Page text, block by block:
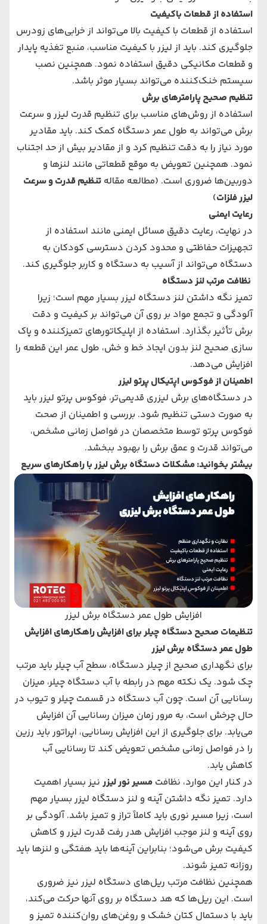
استفاده از قطعات باکیفیت
استفاده از قطعات با کیفیت بالا می‌تواند از خرابی‌های زودرس
جلوگیری کند. باید از لیزر با کیفیت مناسب، منبع تغذیه پایدار
و قطعات مکانیکی دقیق استفاده نمود. همچنین نصب
سیستم خنک‌کننده می‌تواند بسیار موثر باشد.
تنظیم صحیح پارامترهای برش
استفاده از روش‌های مناسب برای تنظیم قدرت لیزر و سرعت
برش می‌تواند به طول عمر دستگاه کمک کند. باید مقادیر
مورد نیاز را به دقت تنظیم کرد و از مقادیر بیش از حد اجتناب
نمود. همچنین تعویض به موقع قطعاتی مانند لنزها و
دوربین‌ها ضروری است. (مطالعه مقاله تنظیم قدرت و سرعت
لیزر فلزات)
رعایت ایمنی
در نهایت، رعایت دقیق مسائل ایمنی مانند استفاده از
تجهیزات حفاظتی و محدود کردن دسترسی کودکان به
دستگاه می‌تواند از آسیب به دستگاه و کاربر جلوگیری کند.
نظافت مرتب لنز دستگاه
تمیز نگه داشتن لنز دستگاه لیزر بسیار مهم است؛ زیرا
آلودگی و تجمع مواد بر روی آن می‌تواند بر کیفیت و دقت
برش تأثیر بگذارد. استفاده از اپلیکاتورهای تمیزکننده و پاک
سازی صحیح لنز بدون ایجاد خط و خش، طول عمر این قطعه را
افزایش می‌دهد.
اطمینان از فوکوس اپتیکال پرتو لیزر
در دستگاه‌های برش لیزری قدیمی‌تر، فوکوس پرتو لیزر باید
به صورت دستی تنظیم شود. بررسی و اطمینان از صحت
فوکوس پرتو توسط متخصصان در فواصل زمانی مشخص،
می‌تواند قدرت و عمق برش را بهبود ببخشد.
بیشتر بخوانید:مشکلات دستگاه برش لیزر با راهکارهای سریع
افزایش طول عمر دستگاه برش لیزر
تنظیمات صحیح دستگاه چیلر برای افزایش راهکارهای افزایش
طول عمر دستگاه برش لیزر
برای نگهداری صحیح از چیلر دستگاه، سطح آب چیلر باید مرتب
چک شود. یک نکته مهم در رابطه با آب دستگاه چیلر، میزان
رسانایی آن است. چون آب دستگاه در قسمت چیلر و تیوب در
حال چرخش است، به مرور زمان میزان رسانایی آن افزایش
می‌یابد. برای جلوگیری از این افزایش رسانایی، اپراتور باید رزین
را در فواصل زمانی مشخص تعویض کند تا رسانایی آب
کاهش یابد.
در کنار این موارد، نظافت مسیر نور لیزر نیز بسیار اهمیت
دارد. تمیز نگه داشتن آینه و لنز دستگاه لیزر بسیار مهم
است، زیرا مسیر نوری باید کاملاً تراز و تمیز باشد. آلودگی بر
روی آینه و لنز موجب افزایش هدر رفت قدرت لیزر و کاهش
کیفیت برش می‌شود؛ بنابراین آینه‌ها باید هفتگی و لنزها باید
روزانه تمیز شوند.
همچنین نظافت مرتب ریل‌های دستگاه لیزر نیز ضروری
است. این ریل‌ها که هد دستگاه بر روی آنها حرکت می‌کند،
باید با دستمال کتان خشک و روغن‌های روان‌کننده تمیز و